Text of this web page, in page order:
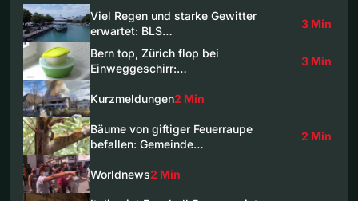
Viel Regen und starke Gewitter
erwartet: BLS…
3 Min
Bern top, Zürich flop bei
Einweggeschirr:…
3 Min
Kurzmeldungen2 Min
Bäume von giftiger Feuerraupe
befallen: Gemeinde…
2 Min
Worldnews2 Min